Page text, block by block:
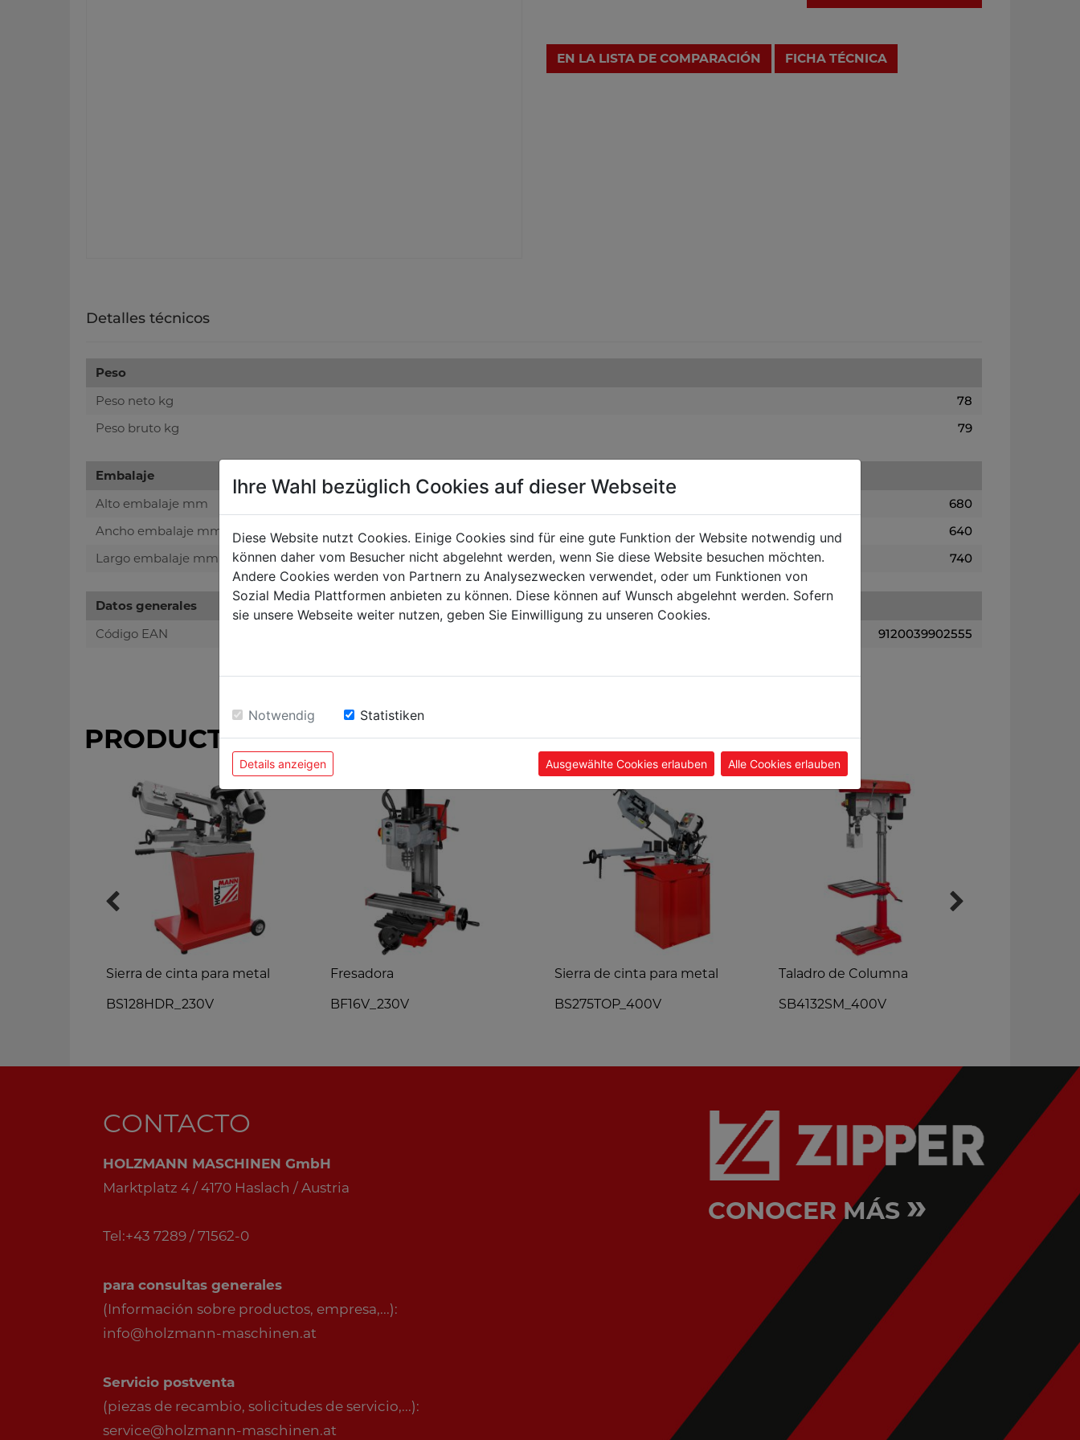
EN LA LISTA DE COMPARACIÓN FICHA TÉCNICA
Detalles técnicos
Peso
Peso neto kg
78
Peso bruto kg
79
Embalaje
Alto embalaje mm
680
Ancho embalaje mm
640
Largo embalaje mm
740
Datos generales
Código EAN
9120039902555
PRODUCTOS MÁS POPULARES
Sierra de cinta para metal
BS128HDR_230V
Fresadora
BF16V_230V
Sierra de cinta para metal
BS275TOP_400V
Taladro de Columna
SB4132SM_400V
CONTACTO
HOLZMANN MASCHINEN GmbH
Marktplatz 4 / 4170 Haslach / Austria
Tel:+43 7289 / 71562-0
para consultas generales
(Información sobre productos, empresa,...):
info@holzmann-maschinen.at
Servicio postventa
(piezas de recambio, solicitudes de servicio,...):
service@holzmann-maschinen.at
CONOCER MÁS »
Ihre Wahl bezüglich Cookies auf dieser Webseite
Diese Website nutzt Cookies. Einige Cookies sind für eine gute Funktion der Website notwendig und
können daher vom Besucher nicht abgelehnt werden, wenn Sie diese Website besuchen möchten.
Andere Cookies werden von Partnern zu Analysezwecken verwendet, oder um Funktionen von
Sozial Media Plattformen anbieten zu können. Diese können auf Wunsch abgelehnt werden. Sofern
sie unsere Webseite weiter nutzen, geben Sie Einwilligung zu unseren Cookies.
Notwendig Statistiken
Details anzeigen Ausgewählte Cookies erlauben Alle Cookies erlauben